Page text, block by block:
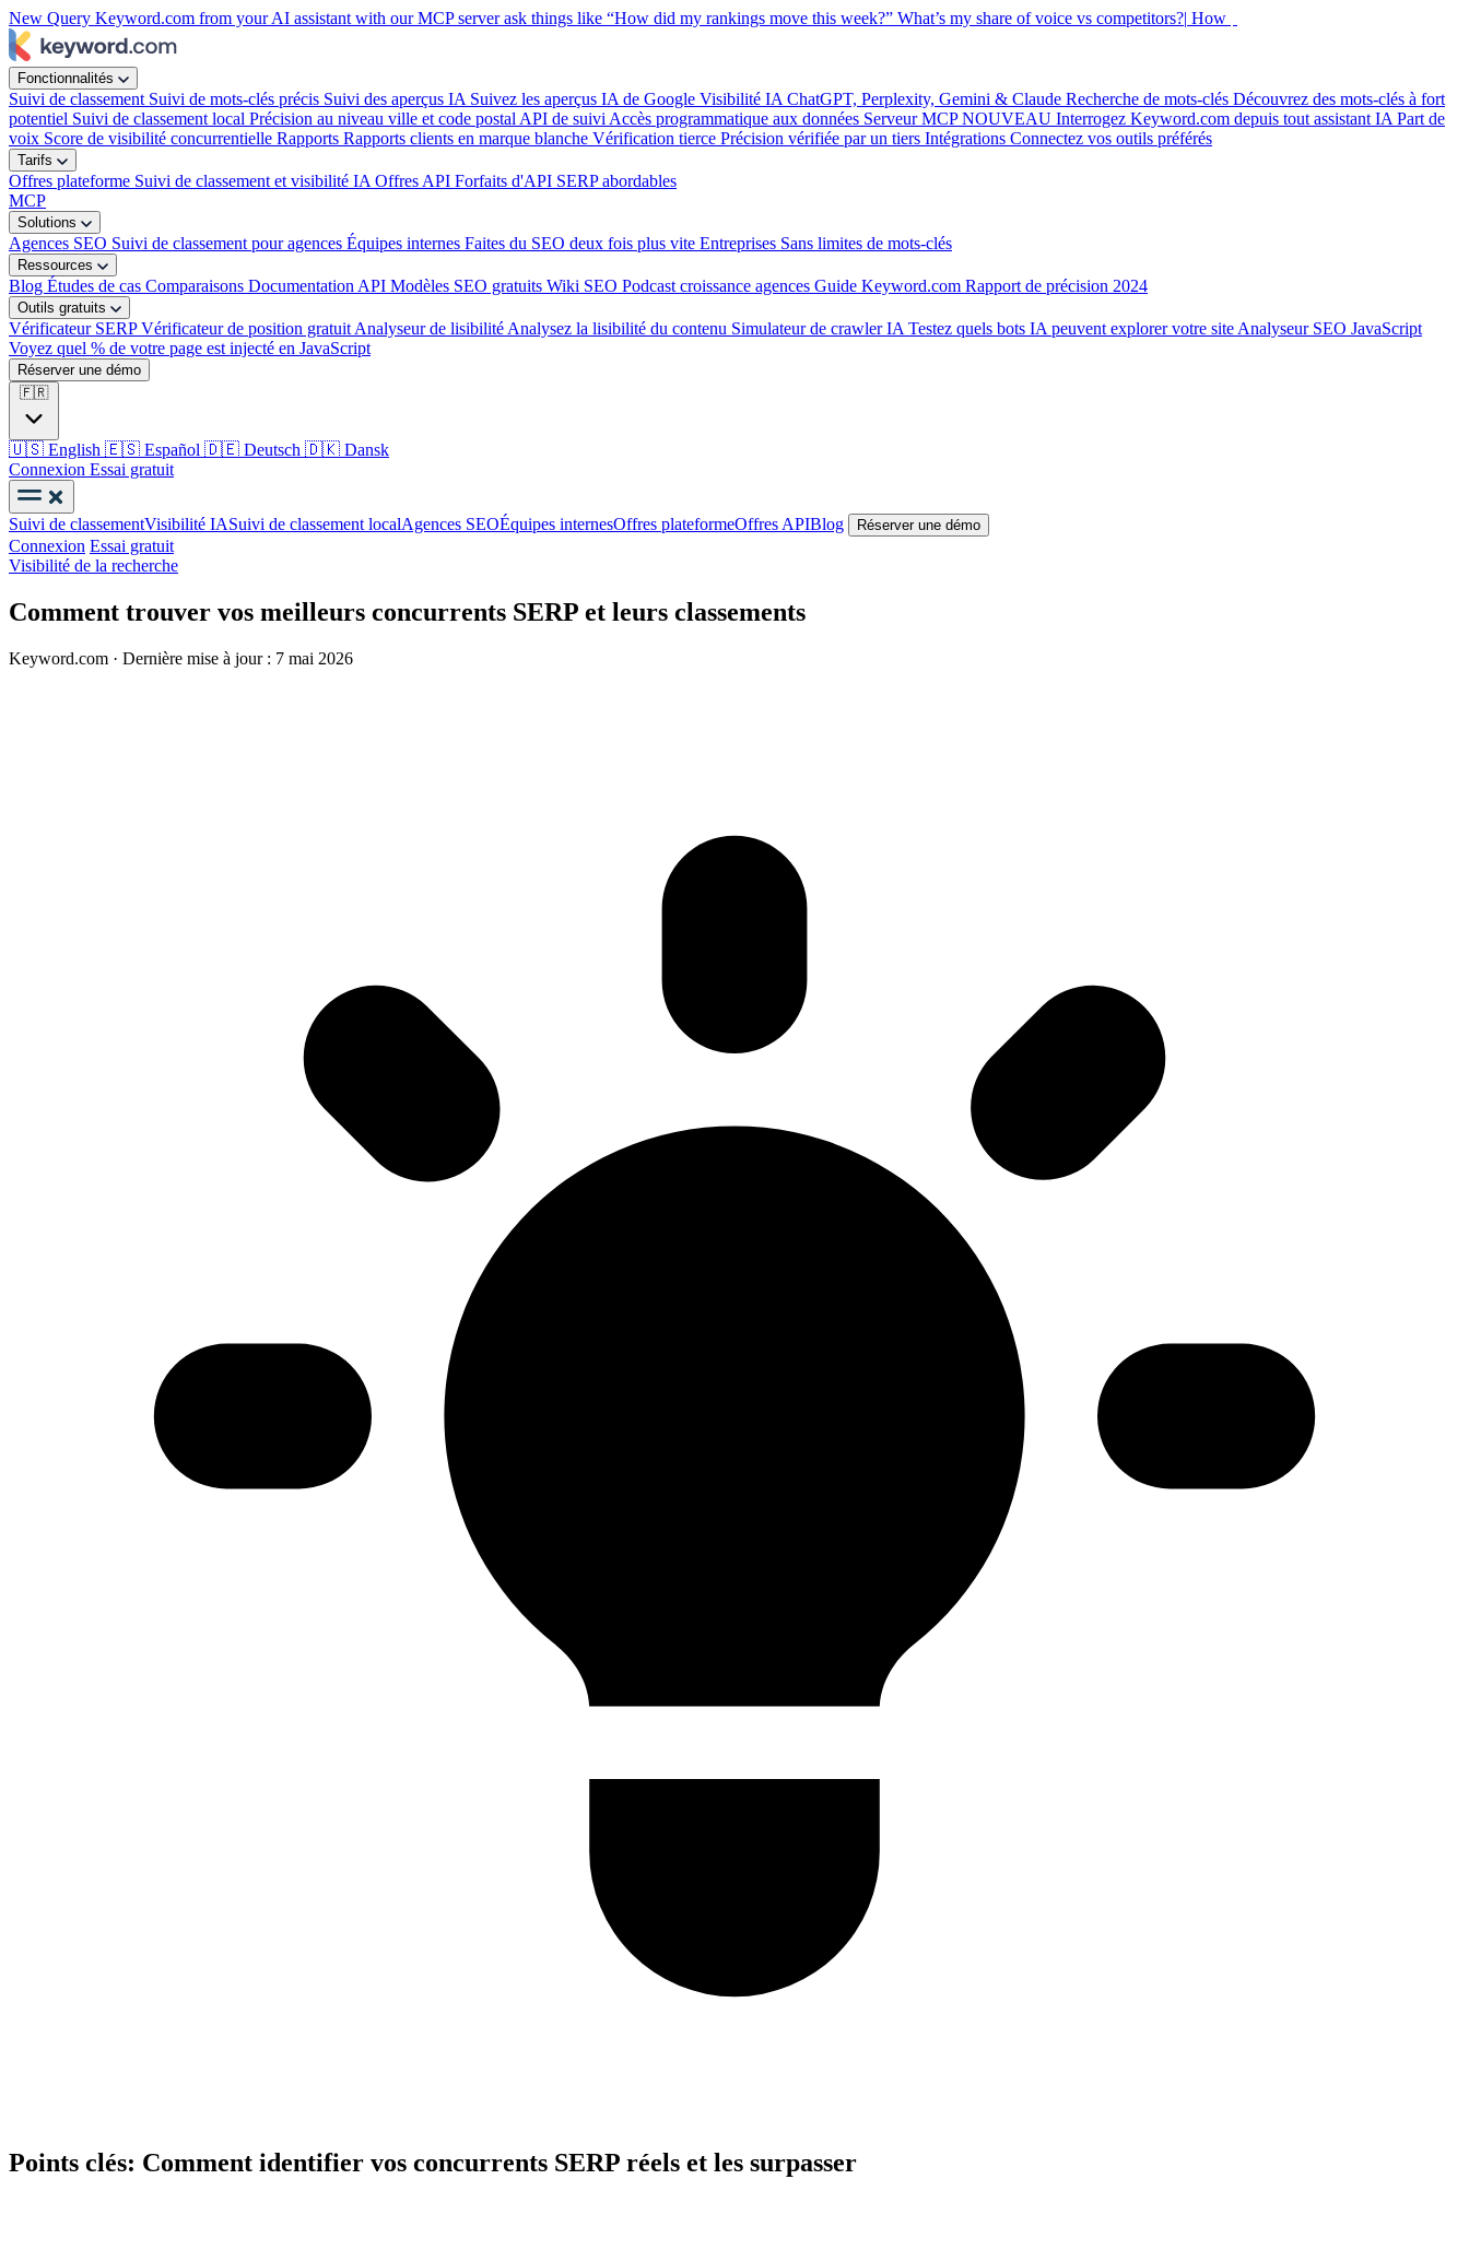
New Query Keyword.com from your AI assistant with our MCP server ask things like “How did my rankings move this week?” What’s my share of voice vs competitors?| How did my rankings mo
Fonctionnalités
Suivi de classement Suivi de mots-clés précis Suivi des aperçus IA Suivez les aperçus IA de Google Visibilité IA ChatGPT, Perplexity, Gemini & Claude Recherche de mots-clés Découvrez des mots-clés à fort
potentiel Suivi de classement local Précision au niveau ville et code postal API de suivi Accès programmatique aux données Serveur MCPNOUVEAU Interrogez Keyword.com depuis tout assistant IA Part de
voix Score de visibilité concurrentielle Rapports Rapports clients en marque blanche Vérification tierce Précision vérifiée par un tiers Intégrations Connectez vos outils préférés
Tarifs
Offres plateforme Suivi de classement et visibilité IA Offres API Forfaits d'API SERP abordables
MCP
Solutions
Agences SEO Suivi de classement pour agences Équipes internes Faites du SEO deux fois plus vite Entreprises Sans limites de mots-clés
Ressources
Blog Études de cas Comparaisons Documentation API Modèles SEO gratuits Wiki SEO Podcast croissance agences Guide Keyword.com Rapport de précision 2024
Outils gratuits
Vérificateur SERPVérificateur de position gratuit Analyseur de lisibilité Analysez la lisibilité du contenu Simulateur de crawler IA Testez quels bots IA peuvent explorer votre site Analyseur SEO JavaScript
Voyez quel % de votre page est injecté en JavaScript
Réserver une démo
🇫🇷
🇺🇸 English 🇪🇸 Español 🇩🇪 Deutsch 🇩🇰 Dansk
Connexion Essai gratuit
Suivi de classementVisibilité IASuivi de classement localAgences SEOÉquipes internesOffres plateformeOffres APIBlog Réserver une démo
Connexion Essai gratuit
Visibilité de la recherche
Comment trouver vos meilleurs concurrents SERP et leurs classements
Keyword.com · Dernière mise à jour : 7 mai 2026
Points clés: Comment identifier vos concurrents SERP réels et les surpasser